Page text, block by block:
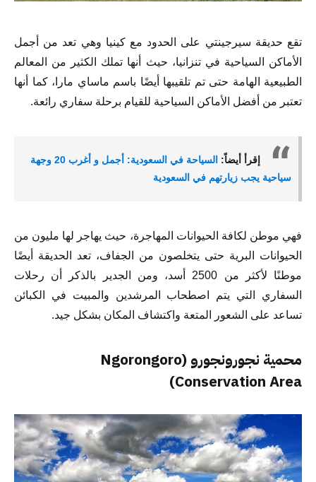
تقع حديقة سيرجينتي على الحدود مع كينيا وهي تعد من أجمل
الأماكن السياحية في تنزانيا، حيث أنها تملك الكثير من المعالم
الطبيعية الهامة حتى تم تلقيبها أيضًا باسم ماساي مارا، كما أنها
تعتبر من أفضل الأماكن السياحية للقيام برحلة سفاري رائعة.
إقرأ أيضاً:
السياحة في السعودية: أجمل و أغرب 20 وجهة
سياحية يجب زيارتهم في السعودية
فهي موطن لكافة الحيوانات المهاجرة، حيث يهاجر لها مليون من
الحيوانات البرية حتى يتخلصون من الجفاف، تعد الحديقة أيضًا
موطنًا لأكثر من 2500 أسد، ومن الجدير بالذكر أن رحلات
السفاري التي يتم اصطحاب المرشدين والمبيت في الكبائن
تساعد على الشعور المتعة واكتشاف المكان بشكل جيد.
محمية نجورونجورو (Ngorongoro
Conservation Area)